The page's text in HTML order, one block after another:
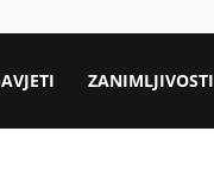
ZANIMLJIVOSTI